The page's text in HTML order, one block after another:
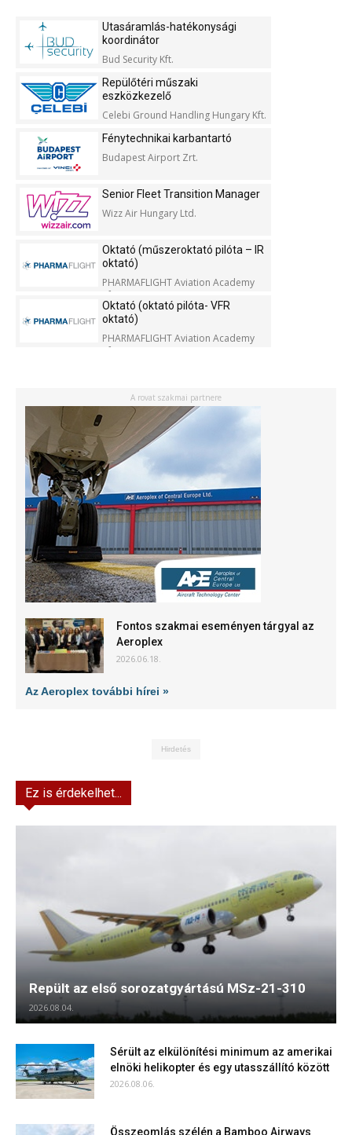
Utasáramlás-hatékonysági
koordinátor
Bud Security Kft.
Repülőtéri műszaki
eszközkezelő
Celebi Ground Handling Hungary Kft.
Fénytechnikai karbantartó
Budapest Airport Zrt.
Senior Fleet Transition Manager
Wizz Air Hungary Ltd.
Oktató (műszeroktató pilóta – IR
oktató)
PHARMAFLIGHT Aviation Academy
Kft.
Oktató (oktató pilóta- VFR
oktató)
PHARMAFLIGHT Aviation Academy
Kft.
A rovat szakmai partnere
Fontos szakmai eseményen tárgyal az
Aeroplex
2026.06.18.
Az Aeroplex további hírei »
Hirdetés
Ez is érdekelhet...
Repült az első sorozatgyártású MSz-21-310
2026.08.04.
Sérült az elkülönítési minimum az amerikai
elnöki helikopter és egy utasszállító között
2026.08.06.
Összeomlás szélén a Bamboo Airways